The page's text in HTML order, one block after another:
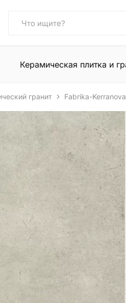
Керамическая плитка и
гранит Fabrika-Kerranova